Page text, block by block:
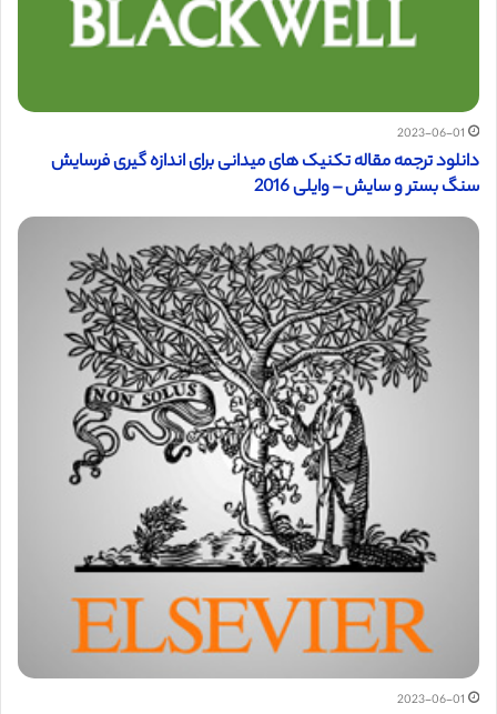
2023-06-01
دانلود ترجمه مقاله تکنیک های میدانی برای اندازه گیری فرسایش
سنگ بستر و سایش – وایلی 2016
2023-06-01